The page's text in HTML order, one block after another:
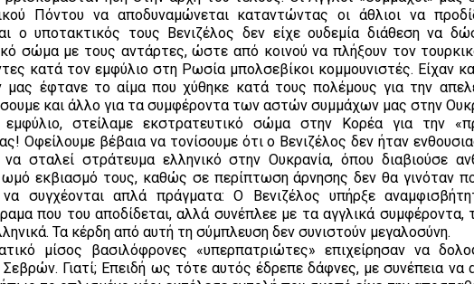
Πόντου να αποδυναμώνεται καταντώντας οι άθλιοι να
ο υποτακτικός τους Βενιζέλος δεν είχε ουδεμία διάθεση να
σώμα με τους αντάρτες, ώστε από κοινού να πλήξουν τον
κατά τον εμφύλιο στη Ρωσία μπολσεβίκοι κομμουνιστές. Είχαν
μας έφτανε το αίμα που χύθηκε κατά τους πολέμους για την
και άλλο για τα συμφέροντα των αστών συμμάχων μας στην
στείλαμε εκστρατευτικό σώμα στην Κορέα για την
Οφείλουμε βέβαια να τονίσουμε ότι ο Βενιζέλος δεν ήταν
σταλεί στράτευμα ελληνικό στην Ουκρανία, όπου διαβιούσε
εκβιασμό τους, καθώς σε περίπτωση άρνησης δεν θα γινόταν
συγχέονται απλά πράγματα: Ο Βενιζέλος υπήρξε
που του αποδίδεται, αλλά συνέπλεε με τα αγγλικά συμφέροντα,
Τα κέρδη από αυτή τη σύμπλευση δεν συνιστούν μεγαλοσύνη.
μίσος βασιλόφρονες «υπερπατριώτες» επιχείρησαν να
Γιατί; Επειδή ως τότε αυτός έδρεπε δάφνες, με συνέπεια να